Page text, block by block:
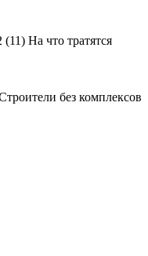
На что тратятся
без комплексов